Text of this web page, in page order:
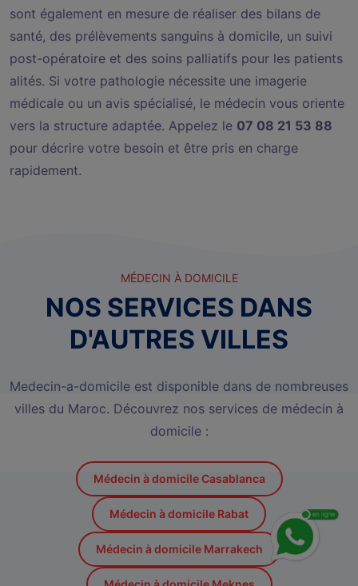
sont également en mesure de réaliser des bilans de
santé, des prélèvements sanguins à domicile, un suivi
post-opératoire et des soins palliatifs pour les patients
alités. Si votre pathologie nécessite une imagerie
médicale ou un avis spécialisé, le médecin vous oriente
vers la structure adaptée. Appelez le 07 08 21 53 88
pour décrire votre besoin et être pris en charge
rapidement.
MÉDECIN À DOMICILE
NOS SERVICES DANS
D'AUTRES VILLES
Medecin-a-domicile est disponible dans de nombreuses
villes du Maroc. Découvrez nos services de médecin à
domicile :
Médecin à domicile Casablanca
Médecin à domicile Rabat
Médecin à domicile Marrakech